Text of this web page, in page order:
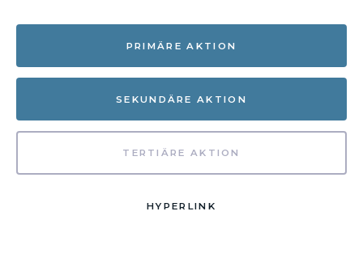
PRIMÄRE AKTION
SEKUNDÄRE AKTION
TERTIÄRE AKTION
HYPERLINK